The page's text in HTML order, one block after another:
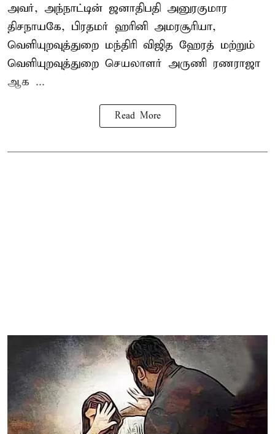
அவர், அந்நாட்டின் ஜனாதிபதி அனுரகுமார
திசநாயகே, பிரதமர் ஹரினி அமரசூரியா,
வெளியுறவுத்துறை மந்திரி விஜித ஹேரத் மற்றும்
வெளியுறவுத்துறை செயலாளர் அருணி ரணராஜா
ஆக ...
Read More